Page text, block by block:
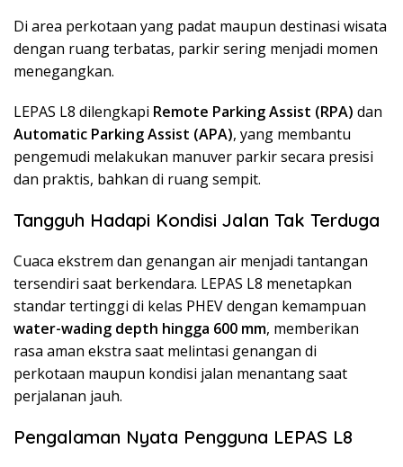
Di area perkotaan yang padat maupun destinasi wisata
dengan ruang terbatas, parkir sering menjadi momen
menegangkan.
LEPAS L8 dilengkapi Remote Parking Assist (RPA) dan
Automatic Parking Assist (APA), yang membantu
pengemudi melakukan manuver parkir secara presisi
dan praktis, bahkan di ruang sempit.
Tangguh Hadapi Kondisi Jalan Tak Terduga
Cuaca ekstrem dan genangan air menjadi tantangan
tersendiri saat berkendara. LEPAS L8 menetapkan
standar tertinggi di kelas PHEV dengan kemampuan
water-wading depth hingga 600 mm, memberikan
rasa aman ekstra saat melintasi genangan di
perkotaan maupun kondisi jalan menantang saat
perjalanan jauh.
Pengalaman Nyata Pengguna LEPAS L8